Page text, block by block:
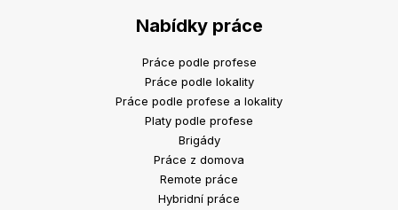
Nabídky práce
Práce podle profese
Práce podle lokality
Práce podle profese a lokality
Platy podle profese
Brigády
Práce z domova
Remote práce
Hybridní práce